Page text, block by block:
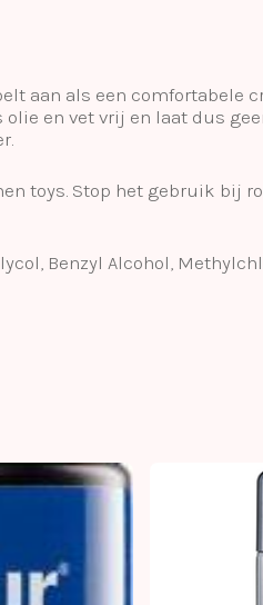
aan als een comfortabele
en vet vrij en laat dus
toys. Stop het gebruik bij
Benzyl Alcohol,